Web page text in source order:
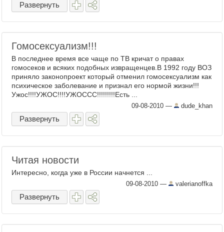
Развернуть
Гомосексуализм!!!
В последнее время все чаще по ТВ кричат о правах
гомосеков и всяких подобных извращенцев.В 1992 году ВОЗ
приняло законопроект который отменил гомосексуализм как
психическое заболевание и признал его нормой жизни!!!
Ужос!!!!УЖОС!!!!УЖОССС!!!!!!!!!Есть ...
09-08-2010 — dude_khan
Развернуть
Читая новости
Интересно, когда уже в России начнется ...
09-08-2010 — valerianoffka
Развернуть